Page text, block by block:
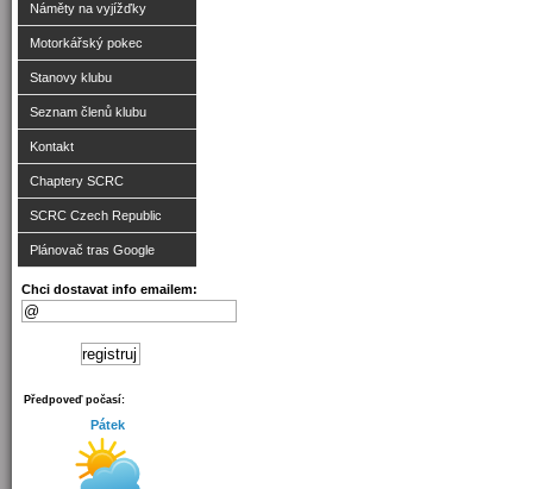
Náměty na vyjížďky
Motorkářský pokec
Stanovy klubu
Seznam členů klubu
Kontakt
Chaptery SCRC
SCRC Czech Republic
Plánovač tras Google
Chci dostavat info emailem:
Předpoveď počasí:
Pátek